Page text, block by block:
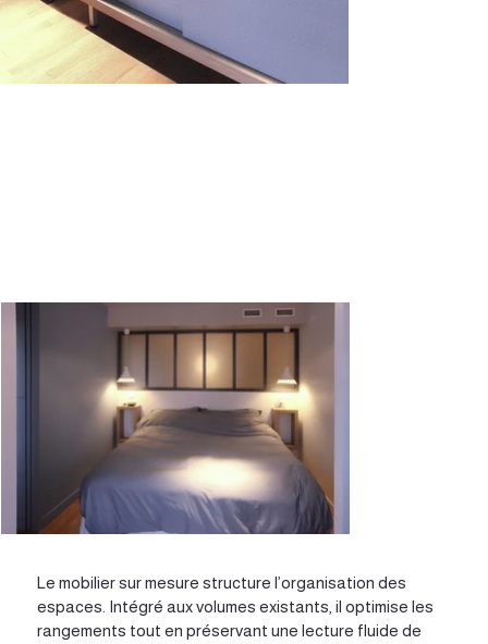
Le mobilier sur mesure structure l’organisation des
espaces. Intégré aux volumes existants, il optimise les
rangements tout en préservant une lecture fluide de